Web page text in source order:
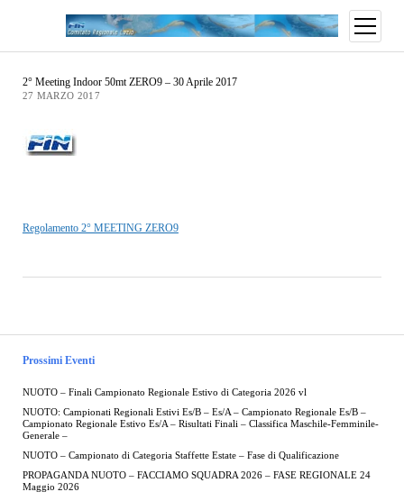
Prossimi Eventi
NUOTO – Finali Campionato Regionale Estivo di Categoria 2026 vl
NUOTO: Campionati Regionali Estivi Es/B – Es/A – Campionato Regionale Es/B –
Campionato Regionale Estivo Es/A – Risultati Finali – Classifica Maschile-Femminile-
Generale –
NUOTO – Campionato di Categoria Staffette Estate – Fase di Qualificazione
PROPAGANDA NUOTO – FACCIAMO SQUADRA 2026 – FASE REGIONALE 24
Maggio 2026
2° Meeting Indoor 50mt ZERO9 – 30 Aprile 2017
27 MARZO 2017
Regolamento 2° MEETING ZERO9